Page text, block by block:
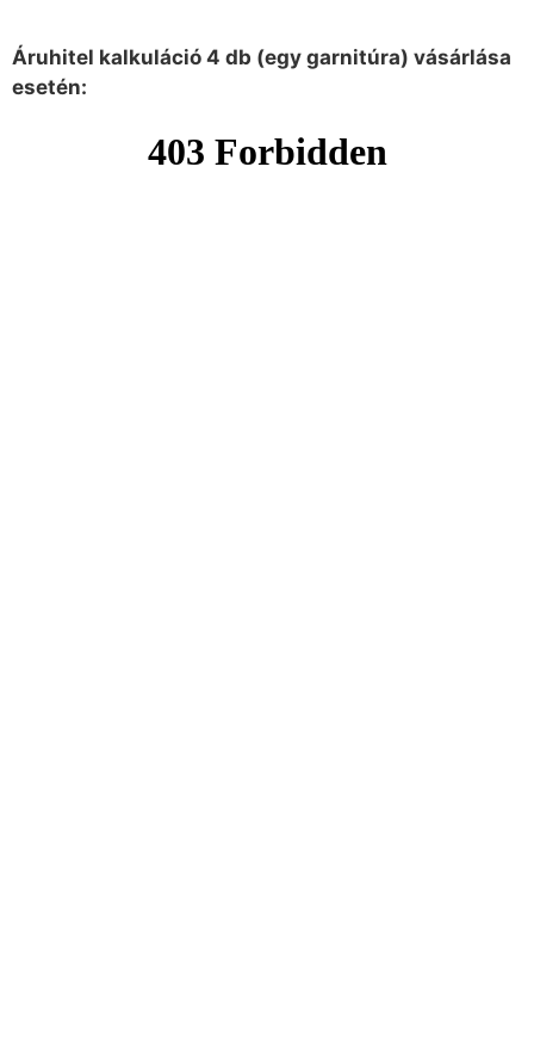
Áruhitel kalkuláció 4 db (egy garnitúra) vásárlása
esetén: